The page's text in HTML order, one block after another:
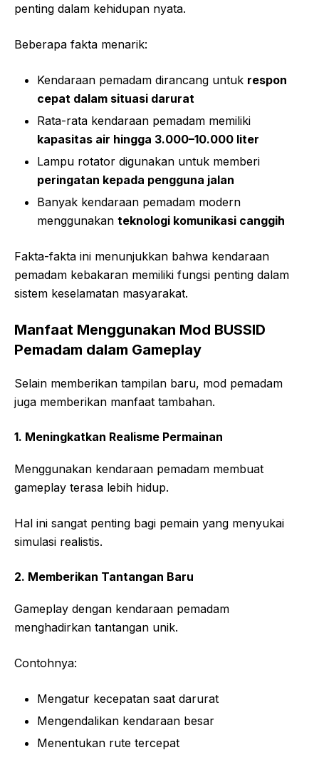
penting dalam kehidupan nyata.
Beberapa fakta menarik:
Kendaraan pemadam dirancang untuk respon
cepat dalam situasi darurat
Rata-rata kendaraan pemadam memiliki
kapasitas air hingga 3.000–10.000 liter
Lampu rotator digunakan untuk memberi
peringatan kepada pengguna jalan
Banyak kendaraan pemadam modern
menggunakan teknologi komunikasi canggih
Fakta-fakta ini menunjukkan bahwa kendaraan
pemadam kebakaran memiliki fungsi penting dalam
sistem keselamatan masyarakat.
Manfaat Menggunakan Mod BUSSID
Pemadam dalam Gameplay
Selain memberikan tampilan baru, mod pemadam
juga memberikan manfaat tambahan.
1. Meningkatkan Realisme Permainan
Menggunakan kendaraan pemadam membuat
gameplay terasa lebih hidup.
Hal ini sangat penting bagi pemain yang menyukai
simulasi realistis.
2. Memberikan Tantangan Baru
Gameplay dengan kendaraan pemadam
menghadirkan tantangan unik.
Contohnya:
Mengatur kecepatan saat darurat
Mengendalikan kendaraan besar
Menentukan rute tercepat